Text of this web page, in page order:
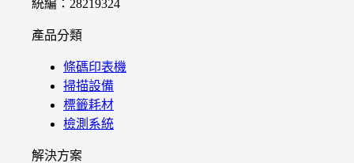
統編：28219324
產品分類
條碼印表機
掃描設備
標籤耗材
檢測系統
解決方案